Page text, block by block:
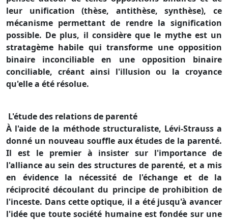
leur unification (thèse, antithèse, synthèse), ce
mécanisme permettant de rendre la signification
possible. De plus, il considère que le mythe est un
stratagème habile qui transforme une opposition
binaire inconciliable en une opposition binaire
conciliable, créant ainsi l'illusion ou la croyance
qu'elle a été résolue.
L'étude des relations de parenté
À l'aide de la méthode structuraliste, Lévi-Strauss a
donné un nouveau souffle aux études de la parenté.
Il est le premier à insister sur l'importance de
l'alliance au sein des structures de parenté, et a mis
en évidence la nécessité de l'échange et de la
réciprocité découlant du principe de prohibition de
l'inceste. Dans cette optique, il a été jusqu'à avancer
l'idée que toute société humaine est fondée sur une